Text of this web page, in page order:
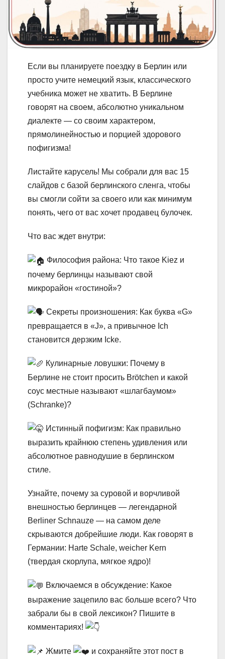
Если вы планируете поездку в Берлин или
просто учите немецкий язык, классического
учебника может не хватить. В Берлине
говорят на своем, абсолютно уникальном
диалекте — со своим характером,
прямолинейностью и порцией здорового
пофигизма!
Листайте карусель! Мы собрали для вас 15
слайдов с базой берлинского сленга, чтобы
вы смогли сойти за своего или как минимум
понять, чего от вас хочет продавец булочек.
Что вас ждет внутри:
Философия района: Что такое Kiez и
почему берлинцы называют свой
микрорайон «гостиной»?
Секреты произношения: Как буква «G»
превращается в «J», а привычное Ich
становится дерзким Icke.
Кулинарные ловушки: Почему в
Берлине не стоит просить Brötchen и какой
соус местные называют «шлагбаумом»
(Schranke)?
Истинный пофигизм: Как правильно
выразить крайнюю степень удивления или
абсолютное равнодушие в берлинском
стиле.
Узнайте, почему за суровой и ворчливой
внешностью берлинцев — легендарной
Berliner Schnauze — на самом деле
скрываются добрейшие люди. Как говорят в
Германии: Harte Schale, weicher Kern
(твердая скорлупа, мягкое ядро)!
Включаемся в обсуждение: Какое
выражение зацепило вас больше всего? Что
забрали бы в свой лексикон? Пишите в
комментариях!
Жмите
и сохраняйте этот пост в